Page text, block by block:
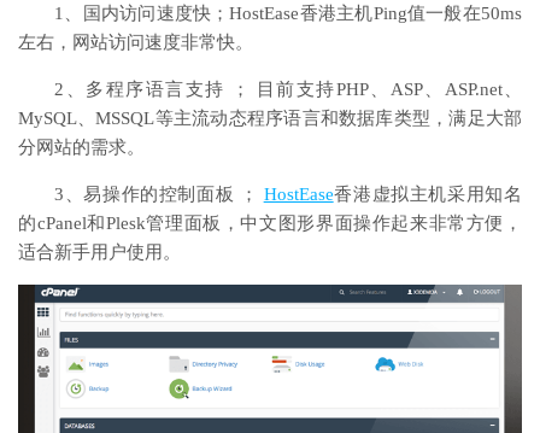
1、国内访问速度快；HostEase香港主机Ping值一般在50ms
左右，网站访问速度非常快。
2、多程序语言支持 ； 目前支持PHP、ASP、ASP.net、
MySQL、MSSQL等主流动态程序语言和数据库类型，满足大部
分网站的需求。
3、易操作的控制面板 ； HostEase香港虚拟主机采用知名
的cPanel和Plesk管理面板，中文图形界面操作起来非常方便，
适合新手用户使用。